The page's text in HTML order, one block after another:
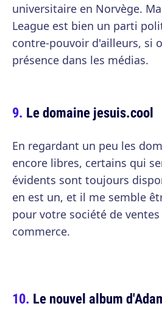
universitaire en Norvège.
League est bien un parti
contre-pouvoir d'ailleurs, si
présence dans les médias.
Le domaine jesuis.cool
En regardant un peu les
encore libres, certains qui
évidents sont toujours
en est un, et il me semble
pour votre société de
commerce.
Le nouvel album